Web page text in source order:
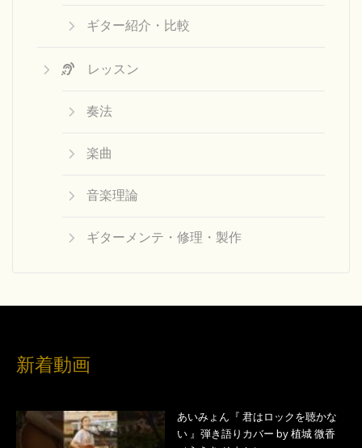
ギター紹介・比較
レッスン
奏法
楽曲
音楽理論
ギターメンテ・修理・製作
新着動画
あいみょん『 君はロックを聴かな
い 』弾き語りカバー by 植城 微香